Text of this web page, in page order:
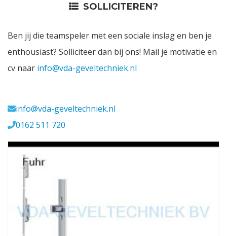
Login
Vacatures
SOLLICITEREN?
Ben jij die teamspeler met een sociale inslag en ben je
enthousiast? Solliciteer dan bij ons! Mail je motivatie en
cv naar info@vda-geveltechniek.nl
info@vda-geveltechniek.nl
0162 511 720